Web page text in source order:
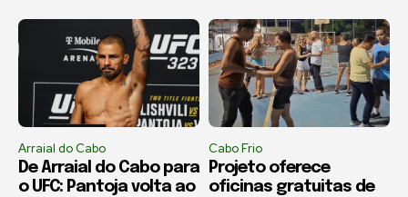
Arraial do Cabo
De Arraial do Cabo para
o UFC: Pantoja volta ao
Cabo Frio
Projeto oferece
oficinas gratuitas de